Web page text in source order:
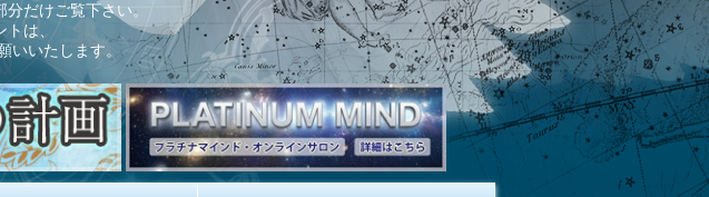
だけご覧下さい。
トは、
いいたします。